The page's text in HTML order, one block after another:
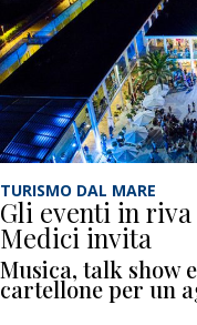
TURISMO DAL MARE
Gli eventi in riva
Medici invita
Musica, talk show
cartellone per un